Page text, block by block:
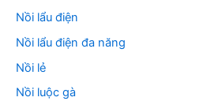
Nồi lẩu điện
Nồi lẩu điện đa năng
Nồi lẻ
Nồi luộc gà